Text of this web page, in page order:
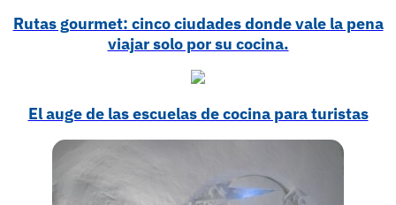
Rutas gourmet: cinco ciudades donde vale la pena
viajar solo por su cocina.
El auge de las escuelas de cocina para turistas